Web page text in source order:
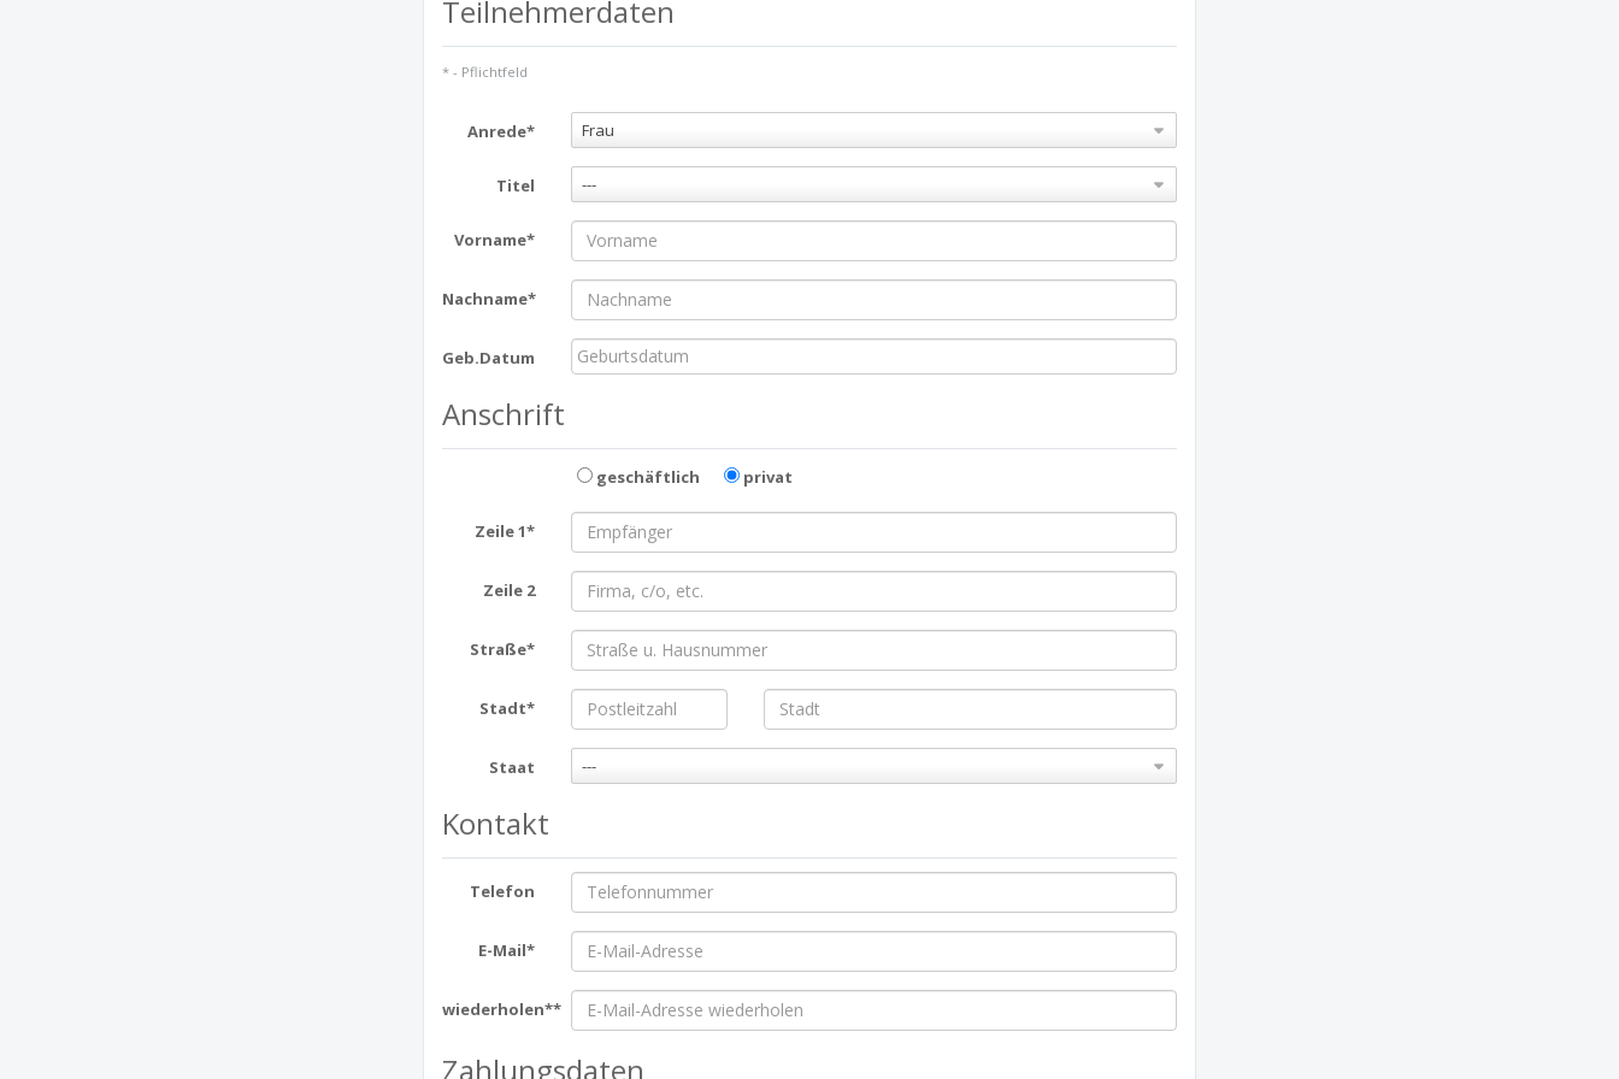
Teilnehmerdaten
* - Pflichtfeld
Anrede* Frau
Titel ---
Vorname*
Nachname*
Geb.Datum
Anschrift
geschäftlich privat
Zeile 1*
Zeile 2
Straße*
Stadt*
Staat ---
Kontakt
Telefon
E-Mail*
wiederholen**
Zahlungsdaten